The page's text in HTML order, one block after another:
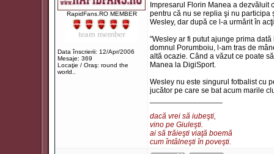
RapidFans.RO MEMBER
Data înscrierii: 12/Apr/2006
Mesaje: 369
Locaţie / Oraş: round the
world..
Impresarul Florin Manea a dezvăluit
pentru că nu se replia şi nu participa
Wesley, dar după ce l-a urmărit în
"Wesley ar fi putut ajunge prima
domnul Porumboiu, l-am tras de
altă ocazie. Când a văzut ce poate
Manea la DigiSport.
Wesley nu este singurul fotbalist cu
jucător pe care se bat acum marile
dacă vrei să iubeşti,
vino pe Giuleşti.
ai să trăieşti viaţă boemă
cum întâlneşti în poveşti.